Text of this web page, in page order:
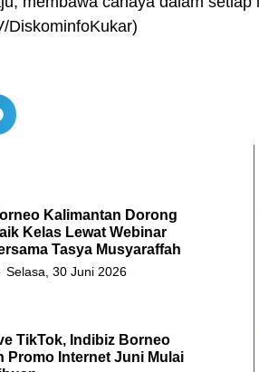
DiskominfoKukar)
Kalimantan Dorong
Kelas Lewat Webinar
Tasya Musyaraffah
Selasa, 30 Juni 2026
TikTok, Indibiz Borneo
Promo Internet Juni Mulai